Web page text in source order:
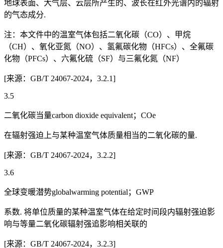
地球表面、大气层、云层所产生的、波长在红外光谱内的辐射
的气态成分.
注：本文件中的温室气体包括二氧化碳（CO）、甲烷
（CH）、氧化亚氮（NO）、氢氟碳化物（HFCs）、全氟碳
化物（PFCs）、六氟化硫（SF）与三氟化氮（NF）
[来源：GB/T 24067-2024，3.2.1]
3.5
二氧化碳当量carbon dioxide equivalent；COe
在辐射强迫上与某种温室气体质量相当的二氧化碳的量.
[来源：GB/T 24067-2024，3.2.2]
3.6
全球变暖潜势globalwarming potential；GWP
系数. 将单位质量的某种温室气体在给定时间段内辐射强迫影
响与等量二氧化碳辐射强追影响相关联的
[来源：GB/T 24067-2024，3.2.3]